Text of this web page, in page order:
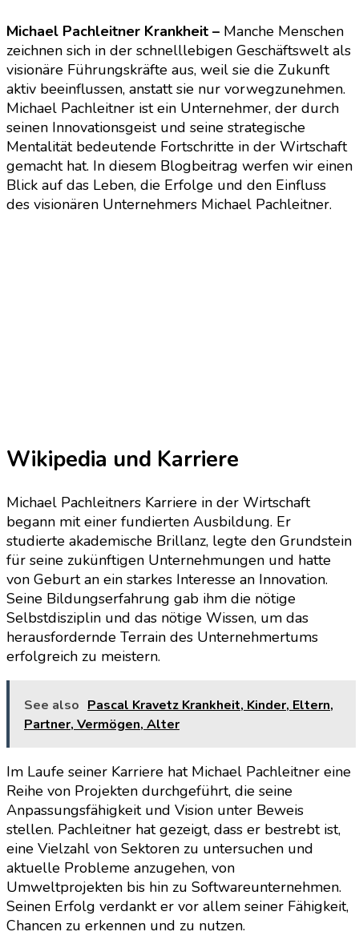
Michael Pachleitner Krankheit – Manche Menschen
zeichnen sich in der schnelllebigen Geschäftswelt als
visionäre Führungskräfte aus, weil sie die Zukunft
aktiv beeinflussen, anstatt sie nur vorwegzunehmen.
Michael Pachleitner ist ein Unternehmer, der durch
seinen Innovationsgeist und seine strategische
Mentalität bedeutende Fortschritte in der Wirtschaft
gemacht hat. In diesem Blogbeitrag werfen wir einen
Blick auf das Leben, die Erfolge und den Einfluss
des visionären Unternehmers Michael Pachleitner.
Wikipedia und Karriere
Michael Pachleitners Karriere in der Wirtschaft
begann mit einer fundierten Ausbildung. Er
studierte akademische Brillanz, legte den Grundstein
für seine zukünftigen Unternehmungen und hatte
von Geburt an ein starkes Interesse an Innovation.
Seine Bildungserfahrung gab ihm die nötige
Selbstdisziplin und das nötige Wissen, um das
herausfordernde Terrain des Unternehmertums
erfolgreich zu meistern.
See also Pascal Kravetz Krankheit, Kinder, Eltern,
Partner, Vermögen, Alter
Im Laufe seiner Karriere hat Michael Pachleitner eine
Reihe von Projekten durchgeführt, die seine
Anpassungsfähigkeit und Vision unter Beweis
stellen. Pachleitner hat gezeigt, dass er bestrebt ist,
eine Vielzahl von Sektoren zu untersuchen und
aktuelle Probleme anzugehen, von
Umweltprojekten bis hin zu Softwareunternehmen.
Seinen Erfolg verdankt er vor allem seiner Fähigkeit,
Chancen zu erkennen und zu nutzen.